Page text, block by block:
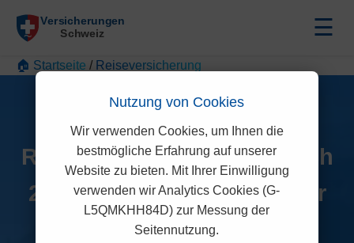
☰
🏠 Startseite / Reiseversicherung
Reiseversicherung Vergleich
2026: Weltweiter Schutz für
Ihre Ferien
Nutzung von Cookies
Wir verwenden Cookies, um Ihnen die
bestmögliche Erfahrung auf unserer
Website zu bieten. Mit Ihrer Einwilligung
verwenden wir Analytics Cookies (G-
L5QMKHH84D) zur Messung der
Seitennutzung.